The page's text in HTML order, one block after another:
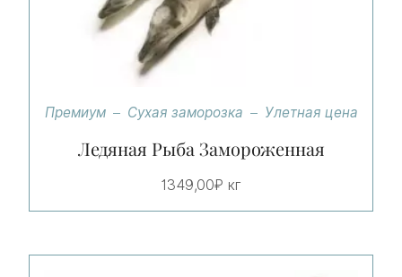
Премиум Сухая заморозка Улетная цена
Ледяная Рыба Замороженная
1349,00₽ кг